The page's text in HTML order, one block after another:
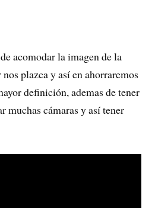
acomodar la imagen de la
plazca y así en ahorraremos
definición, ademas de tener
muchas cámaras y así tener